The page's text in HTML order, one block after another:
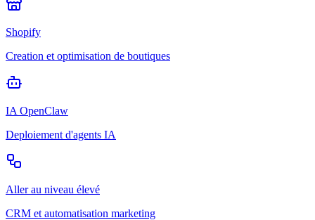
Shopify
Creation et optimisation de boutiques
IA OpenClaw
Deploiement d'agents IA
Aller au niveau élevé
CRM et automatisation marketing